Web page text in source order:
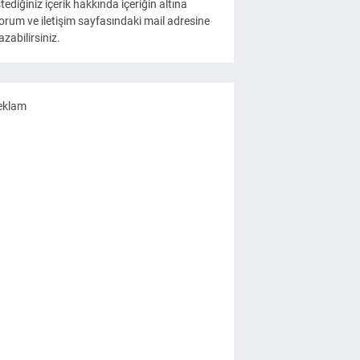
içerik hakkında içeriğin altına
ve iletişim sayfasındaki mail adresine